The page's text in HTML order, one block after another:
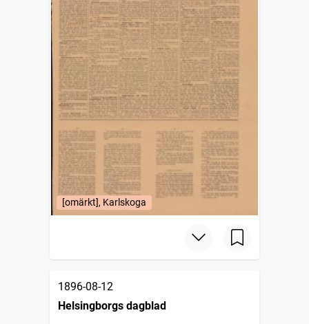
[omärkt], Karlskoga
1896-08-12
Helsingborgs dagblad